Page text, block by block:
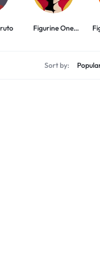
Figurine One
Sort by: